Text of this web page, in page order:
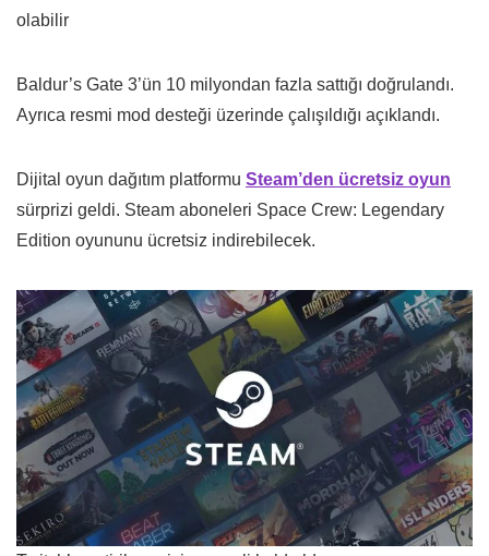
olabilir
Baldur’s Gate 3’ün 10 milyondan fazla sattığı doğrulandı.
Ayrıca resmi mod desteği üzerinde çalışıldığı açıklandı.
Dijital oyun dağıtım platformu Steam’den ücretsiz oyun
sürprizi geldi. Steam aboneleri Space Crew: Legendary
Edition oyununu ücretsiz indirebilecek.